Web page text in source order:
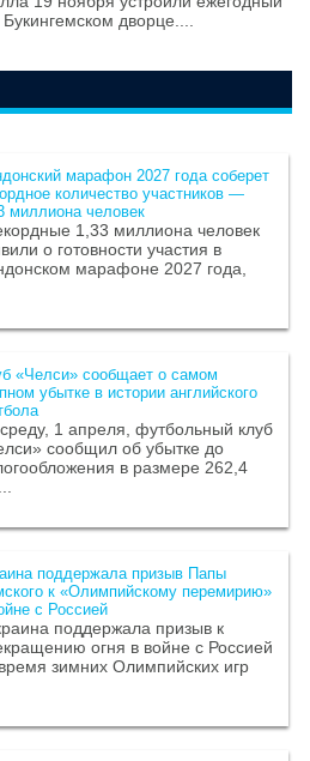
дворце....
марафон 2027 года соберет
количество участников —
миллиона человек
1,33 миллиона человек
о готовности участия в
марафоне 2027 года,
«Челси» сообщает о самом
убытке в истории английского
1 апреля, футбольный клуб
сообщил об убытке до
в размере 262,4
поддержала призыв Папы
к «Олимпийскому перемирию»
с Россией
поддержала призыв к
огня в войне с Россией
зимних Олимпийских игр